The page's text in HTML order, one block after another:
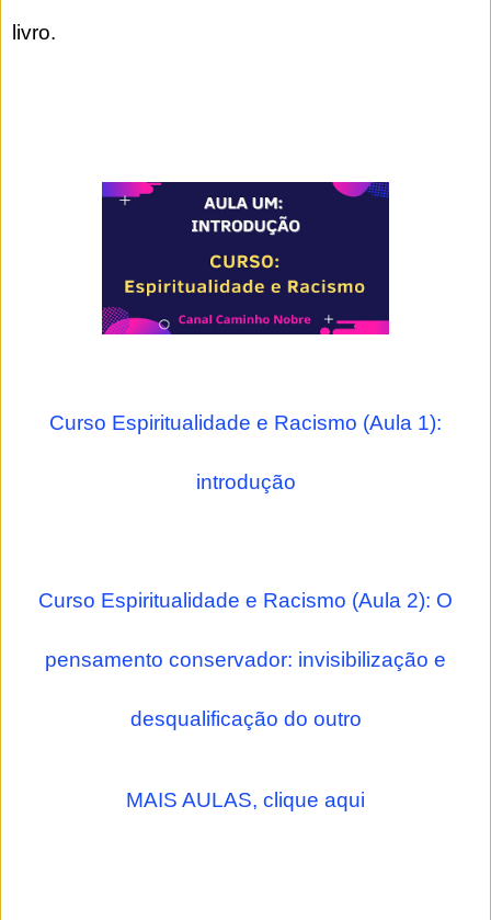
livro.
Curso Espiritualidade e Racismo (Aula 1):
introdução
Curso Espiritualidade e Racismo (Aula 2): O
pensamento conservador: invisibilização e
desqualificação do outro
MAIS AULAS, clique aqui